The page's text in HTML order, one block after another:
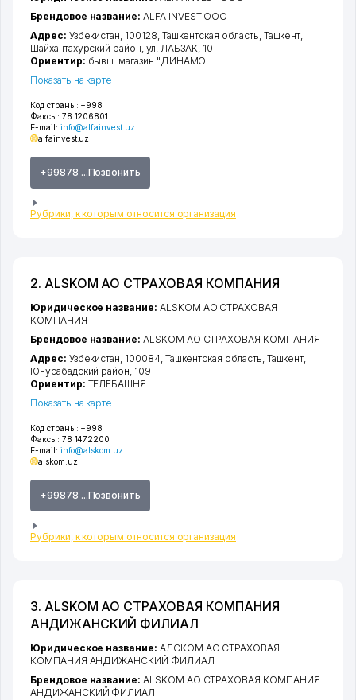
Код страны: +998
Факсы: 78 1206801
E-mail: info@alfainvest.uz
alfainvest.uz
+99878 ...Позвонить
Рубрики, к которым относится организация
Брендовое название: ALFA INVEST ООО
Адрес: Узбекистан, 100128, Ташкентская область Ташкент
Шайхантахурский район ул. ЛАБЗАК , 10
Ориентир: бывш. магазин "ДИНАМО
Показать на карте
2. ALSKOM АО СТРАХОВАЯ КОМПАНИЯ
Код страны: +998
Факсы: 78 1472200
E-mail: info@alskom.uz
alskom.uz
+99878 ...Позвонить
Рубрики, к которым относится организация
Юридическое название: ALSKOM АО СТРАХОВАЯ
КОМПАНИЯ
Брендовое название: ALSKOM АО СТРАХОВАЯ КОМПАНИЯ
Адрес: Узбекистан, 100084, Ташкентская область, Ташкент,
Юнусабадский район, 109
Ориентир: ТЕЛЕБАШНЯ
Показать на карте
3. ALSKOM АО СТРАХОВАЯ КОМПАНИЯ
АНДИЖАНСКИЙ ФИЛИАЛ
Юридическое название: АЛСКОМ АО СТРАХОВАЯ
КОМПАНИЯ АНДИЖАНСКИЙ ФИЛИАЛ
Брендовое название: ALSKOM АО СТРАХОВАЯ КОМПАНИЯ
АНДИЖАНСКИЙ ФИЛИАЛ